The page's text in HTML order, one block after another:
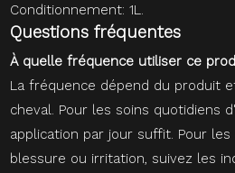
Conditionnement: 1L.
Questions fréquentes
À quelle fréquence utiliser ce
La fréquence dépend du produit
cheval. Pour les soins quotidiens
application par jour suffit. Pour
blessure ou irritation, suivez les